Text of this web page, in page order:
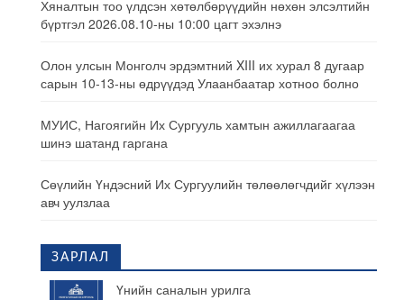
Хяналтын тоо үлдсэн хөтөлбөрүүдийн нөхөн элсэлтийн
бүртгэл 2026.08.10-ны 10:00 цагт эхэлнэ
Олон улсын Монголч эрдэмтний XIII их хурал 8 дугаар
сарын 10-13-ны өдрүүдэд Улаанбаатар хотноо болно
МУИС, Нагоягийн Их Сургууль хамтын ажиллагаагаа
шинэ шатанд гаргана
Сөүлийн Үндэсний Их Сургуулийн төлөөлөгчдийг хүлээн
авч уулзлаа
ЗАРЛАЛ
Үнийн саналын урилга